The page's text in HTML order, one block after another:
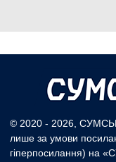
Лікарня Святого
обладнання від
Кобзар
9:15
Понад 8 мільйонів
© 2020 - 2026,
лише за умови
гіперпосилання) на